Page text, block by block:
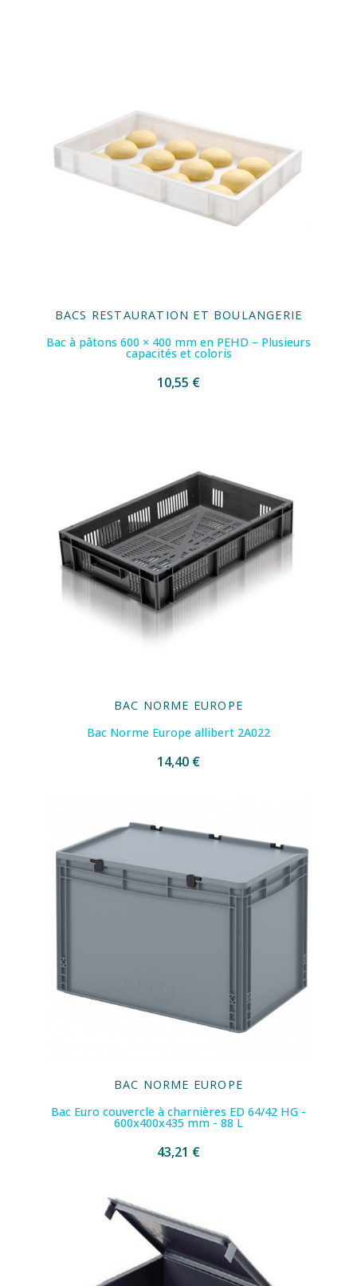
BACS RESTAURATION ET BOULANGERIE
Bac à pâtons 600 × 400 mm en PEHD – Plusieurs
capacités et coloris
10,55 €
BAC NORME EUROPE
Bac Norme Europe allibert 2A022
14,40 €
BAC NORME EUROPE
Bac Euro couvercle à charnières ED 64/42 HG -
600x400x435 mm - 88 L
43,21 €